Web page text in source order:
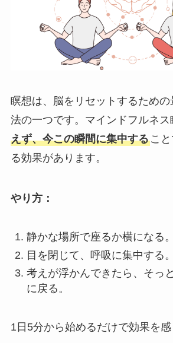
瞑想は、脳をリセットするため
法の一つです。マインドフルネス
えず、今この瞬間に集中するこ
る効果があります。
やり方：
静かな場所で座るか横になる。
目を閉じて、呼吸に集中する。
考えが浮かんできたら、そっ
に戻る。
1日5分から始めるだけで効果を感